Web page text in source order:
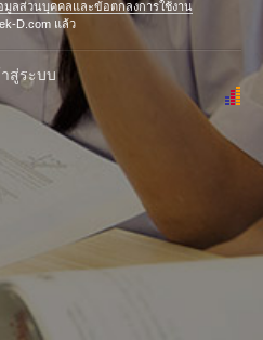
มูลส่วนบุคคลและข้อตกลงการใช้งาน
D.com แล้ว
าสู่ระบบ